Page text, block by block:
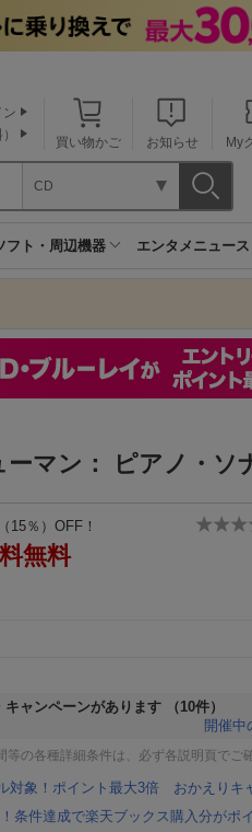
買い物かご お知らせ My
ン
CD
フト・周辺機器 エンタメニュース
ーマン： ピアノ・ソ
15％）OFF！
無料
ャンペーンがあります
（10件）
開催中
の各種詳細条件は、必ず各説明頁でご
対象！ポイント最大3倍 おかえりキ
条件達成で楽天ブックス購入分がポ